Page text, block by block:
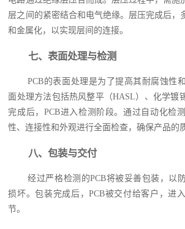
层之间的紧密结合和电气绝缘。层压完成后，
和金属化，以实现层间的连接。
七、表面处理与检测
PCB的表面处理是为了提高其耐腐蚀性
面处理方法包括热风整平（HASL）、化学镀
完成后，PCB进入检测阶段。通过自动化检
性、连接性和外观进行全面检查，确保产品的
八、包装与交付
经过严格检测的PCB将被妥善包装，以
损坏。包装完成后，PCB被交付给客户，进
节。